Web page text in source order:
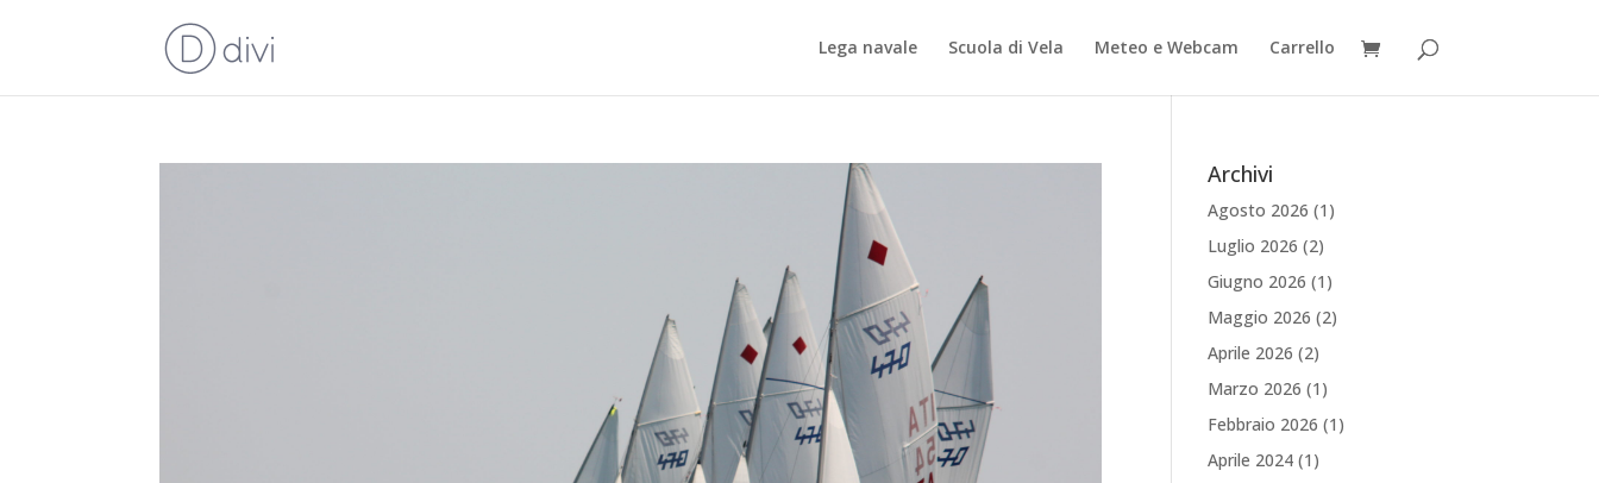
Lega navale Scuola di Vela Meteo e Webcam Carrello
Archivi
Agosto 2026 (1)
Luglio 2026 (2)
Giugno 2026 (1)
Maggio 2026 (2)
Aprile 2026 (2)
Marzo 2026 (1)
Febbraio 2026 (1)
Aprile 2024 (1)